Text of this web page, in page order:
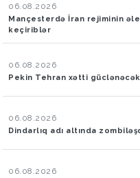
06.08.2026
Mançesterdə İran rejiminin
keçiriblər
06.08.2026
Pekin Tehran xətti güclənəcək
06.08.2026
Dindarlıq adı altında
06.08.2026